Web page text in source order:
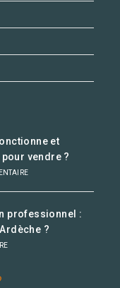
et
vendre ?
professionnel :
?